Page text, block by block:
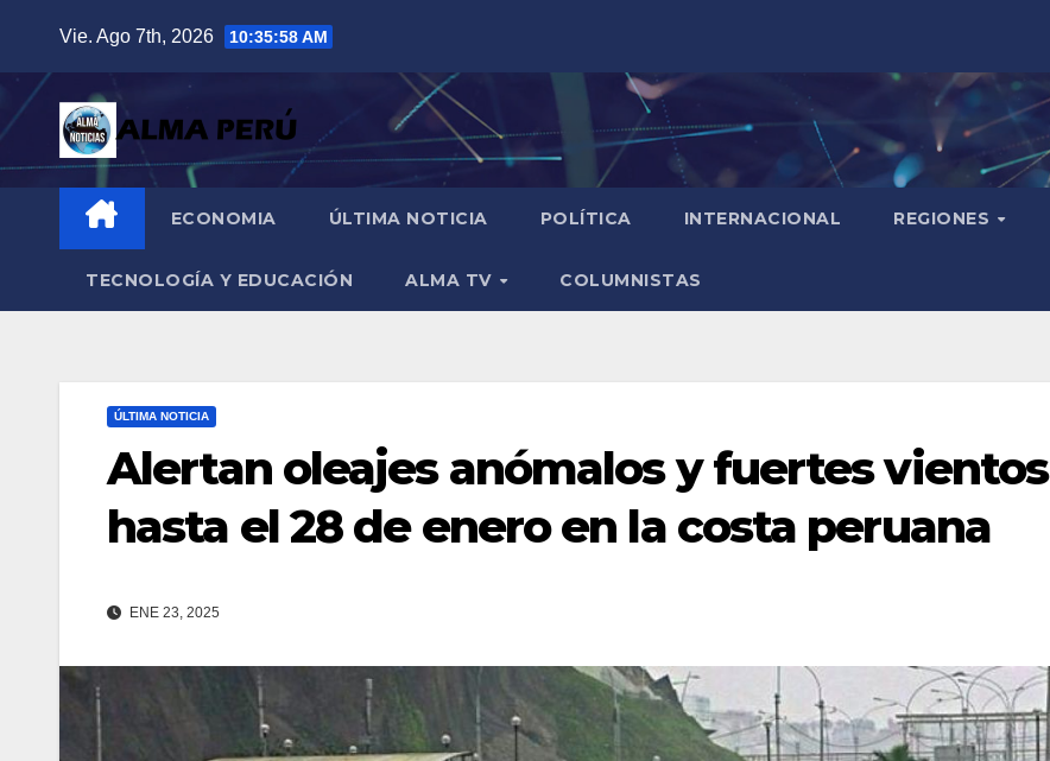
contenido
Vie. Ago 7th, 2026 10:36:00 AM
ECONOMIA ÚLTIMA NOTICIA POLÍTICA INTERNACIONAL REGIONES
TECNOLOGÍA Y EDUCACIÓN ALMA TV COLUMNISTAS
ÚLTIMA NOTICIA
Alertan oleajes anómalos y fuertes vientos
hasta el 28 de enero en la costa peruana
ENE 23, 2025